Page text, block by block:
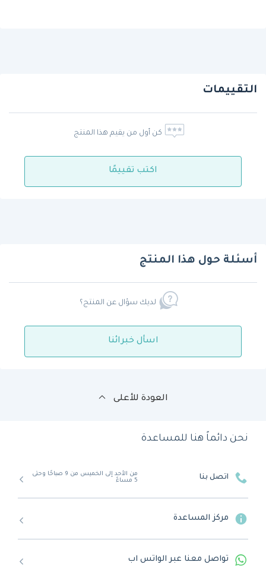
التقييمات
كن أول من يقيم هذا المنتج
اكتب تقييمًا
أسئلة حول هذا المنتج
لديك سؤال عن المنتج؟
اسأل خبرائنا
العودة للأعلى
نحن دائماً هنا للمساعدة
اتصل بنا
من الأحد إلى الخميس من 9 صباحًا وحتى
5 مساءً
مركز المساعدة
تواصل معنا عبر الواتس اب